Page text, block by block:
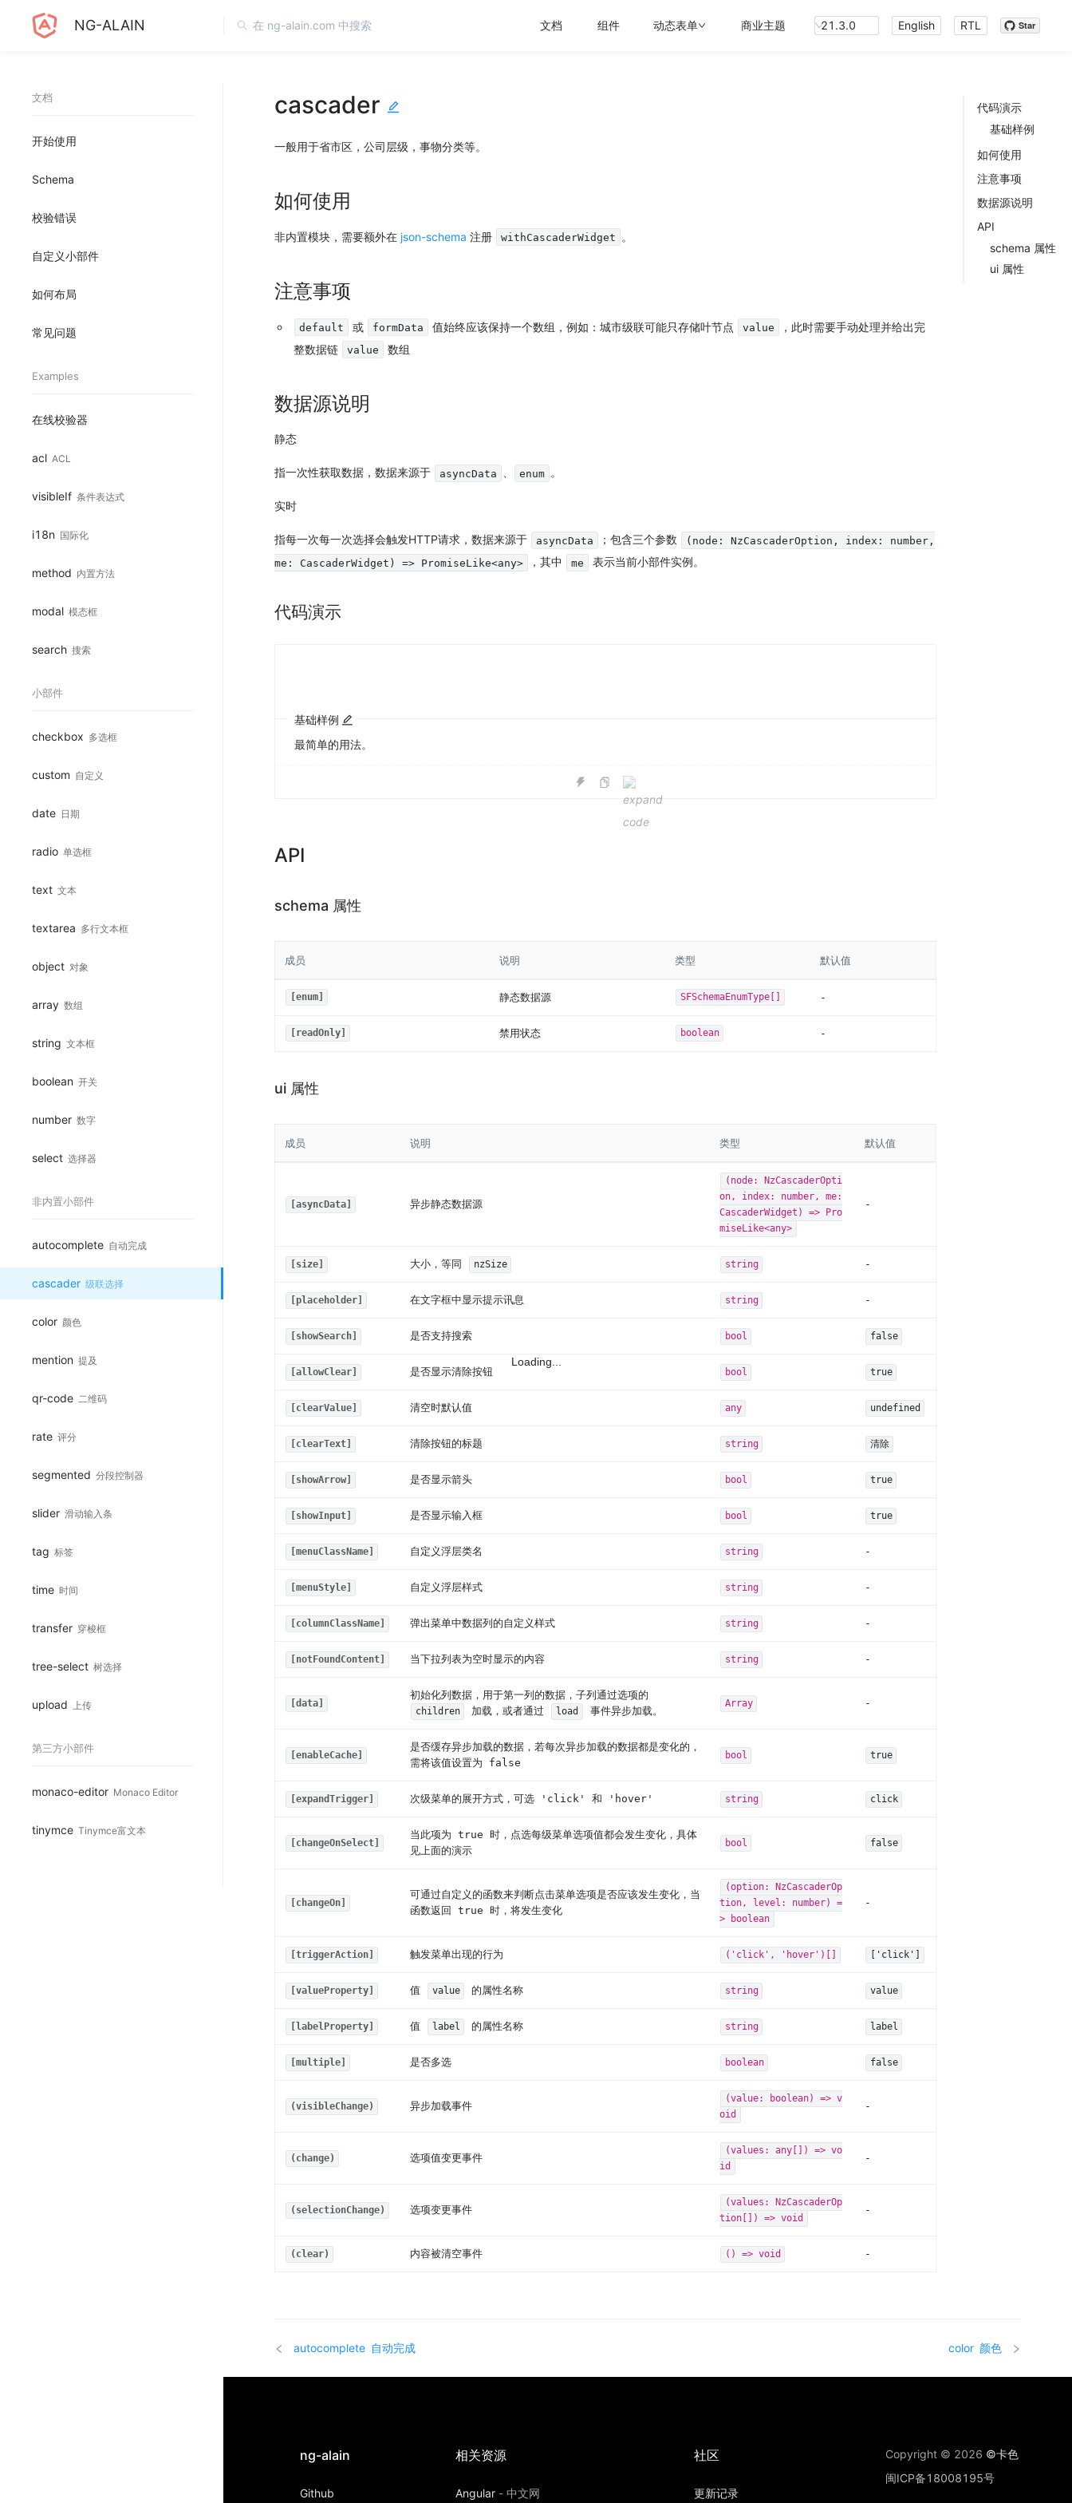
NG-ALAIN 文档 组件 动态表单 商业主题 21.3.0 English RTL Star
文档
开始使用
Schema
校验错误
自定义小部件
如何布局
常见问题
Examples
在线校验器
acl ACL
visibleIf 条件表达式
i18n 国际化
method 内置方法
modal 模态框
search 搜索
小部件
checkbox 多选框
custom 自定义
date 日期
radio 单选框
text 文本
textarea 多行文本框
object 对象
array 数组
string 文本框
boolean 开关
number 数字
select 选择器
非内置小部件
autocomplete 自动完成
cascader 级联选择
color 颜色
mention 提及
qr-code 二维码
rate 评分
segmented 分段控制器
slider 滑动输入条
tag 标签
time 时间
transfer 穿梭框
tree-select 树选择
upload 上传
第三方小部件
monaco-editor Monaco Editor
tinymce Tinymce富文本
代码演示
基础样例
如何使用
注意事项
数据源说明
API
schema 属性
ui 属性
cascader
一般用于省市区，公司层级，事物分类等。
如何使用
非内置模块，需要额外在 json-schema 注册 withCascaderWidget 。
注意事项
default 或 formData 值始终应该保持一个数组，例如：城市级联可能只存储叶节点 value
，此时需要手动处理并给出完
整数据链
value 数组
数据源说明
静态
指一次性获取数据，数据来源于 asyncData enum 。
实时
指每一次每一次选择会触发HTTP请求，数据来源于 asyncData ；包含三个参数
(node: NzCascaderOption, index: number,
me: CascaderWidget) => PromiseLike<any>
，其中 me 表示当前小部件实例。
代码演示
基础样例
最简单的用法。
API
schema 属性
成员 说明 类型 默认值
[enum] 静态数据源 SFSchemaEnumType[] -
[readOnly] 禁用状态 boolean -
ui 属性
成员 说明 类型 默认值
[asyncData] 异步静态数据源
(node: NzCascaderOpti
on, index: number, me:
CascaderWidget) => Pro
miseLike<any>
-
[size] 大小，等同 nzSize string -
[placeholder] 在文字框中显示提示讯息 string -
[showSearch] 是否支持搜索 bool false
[allowClear] 是否显示清除按钮 bool true
[clearValue] 清空时默认值 any undefined
[clearText] 清除按钮的标题 string 清除
[showArrow] 是否显示箭头 bool true
[showInput] 是否显示输入框 bool true
[menuClassName] 自定义浮层类名 string -
[menuStyle] 自定义浮层样式 string -
[columnClassName] 弹出菜单中数据列的自定义样式 string -
[notFoundContent] 当下拉列表为空时显示的内容 string -
[data]
初始化列数据，用于第一列的数据，子列通过选项的
children 加载，或者通过 load 事件异步加载。
Array -
[enableCache]
是否缓存异步加载的数据，若每次异步加载的数据都是变化的，
需将该值设置为 false
bool true
[expandTrigger] 次级菜单的展开方式，可选 'click' 和 'hover' string click
[changeOnSelect]
当此项为 true 时，点选每级菜单选项值都会发生变化，具体
见上面的演示
bool false
[changeOn]
可通过自定义的函数来判断点击菜单选项是否应该发生变化，当
函数返回 true 时，将发生变化
(option: NzCascaderOp
tion, level: number) =
> boolean
-
[triggerAction] 触发菜单出现的行为 ('click', 'hover')[] ['click']
[valueProperty] 值 value 的属性名称 string value
[labelProperty] 值 label 的属性名称 string label
[multiple] 是否多选 boolean false
(visibleChange) 异步加载事件
(value: boolean) => v
oid
-
(change) 选项值变更事件
(values: any[]) => vo
id
-
(selectionChange) 选项变更事件
(values: NzCascaderOp
tion[]) => void
-
(clear) 内容被清空事件 () => void -
autocomplete 自动完成 color 颜色
ng-alain
Github
相关资源
Angular - 中文网
社区
更新记录
Copyright © 2026 ©卡色
闽ICP备18008195号
Loading...